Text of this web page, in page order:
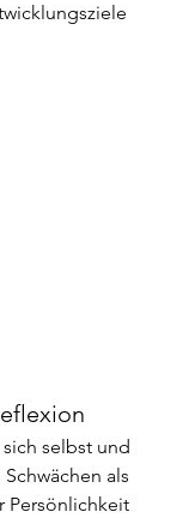
selbst und
als
Persönlichkeit